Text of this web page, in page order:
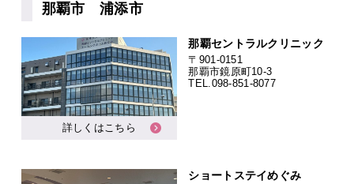
那覇市 浦添市
詳しくはこちら
那覇セントラルクリニック
〒901-0151
那覇市鏡原町10-3
TEL.098-851-8077
ショートステイめぐみ